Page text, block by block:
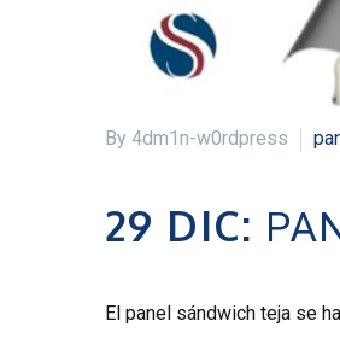
By 4dm1n-w0rdpress
29 DIC:
El panel sándwich teja se